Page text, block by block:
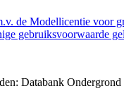
de Modellicentie voor
gebruiksvoorwaarde
Databank